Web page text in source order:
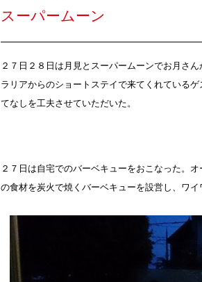
スーパームーン
２７日２８日は月見とスーパームーンでお月さ
ラリアからのショートステイで来てくれている
てなしを工夫させていただいた。
２７日は自宅でのバーベキューをおこなった。
の食材を炭火で焼くバーベキューを設営し、ワイ